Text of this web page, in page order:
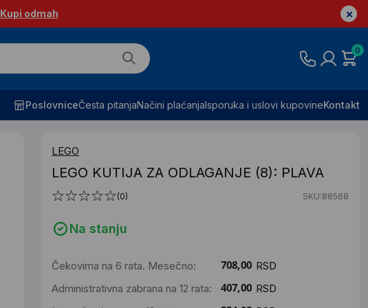
Kupi odmah
0
PoslovniceČesta pitanjaNačini plaćanjaIsporuka i uslovi kupovineKontakt
LEGO
LEGO KUTIJA ZA ODLAGANJE (8): PLAVA
(0) SKU:88568
Na stanju
Čekovima na 6 rata. Mesečno:
RSD
Administrativna zabrana na 12 rata:
RSD